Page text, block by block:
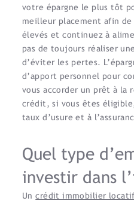
votre épargne le plus tôt
meilleur placement afin
élevés et continuez à
pas de toujours réaliser
d’éviter les pertes.
d’apport personnel pour
vous accorder un prêt à
crédit, si vous êtes
taux d’usure et à
Quel type
investir dans
Uncrédit immobilier locatif